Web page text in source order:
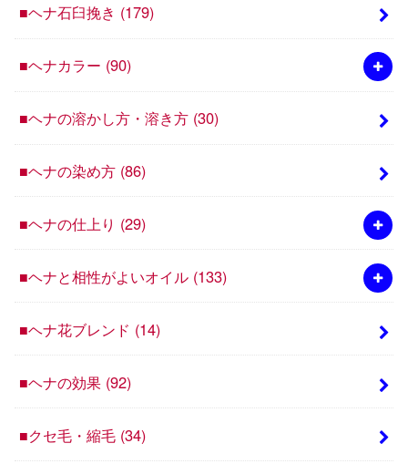
■ヘナ石臼挽き (179)
■ヘナカラー (90)
■ヘナの溶かし方・溶き方 (30)
■ヘナの染め方 (86)
■ヘナの仕上り (29)
■ヘナと相性がよいオイル (133)
■ヘナ花ブレンド (14)
■ヘナの効果 (92)
■クセ毛・縮毛 (34)